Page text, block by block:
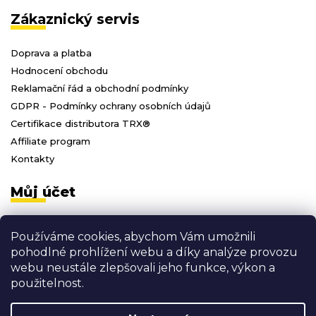
Používáme cookies, abychom Vám umožnili
pohodlné prohlížení webu a díky analýze provozu
webu neustále zlepšovali jeho funkce, výkon a
použitelnost.
Zákaznický servis
Doprava a platba
Hodnocení obchodu
Reklamační řád a obchodní podmínky
GDPR - Podmínky ochrany osobních údajů
Certifikace distributora TRX®
Affiliate program
Kontakty
Můj účet
Registrace
Moje objednávky
Odhlásit se